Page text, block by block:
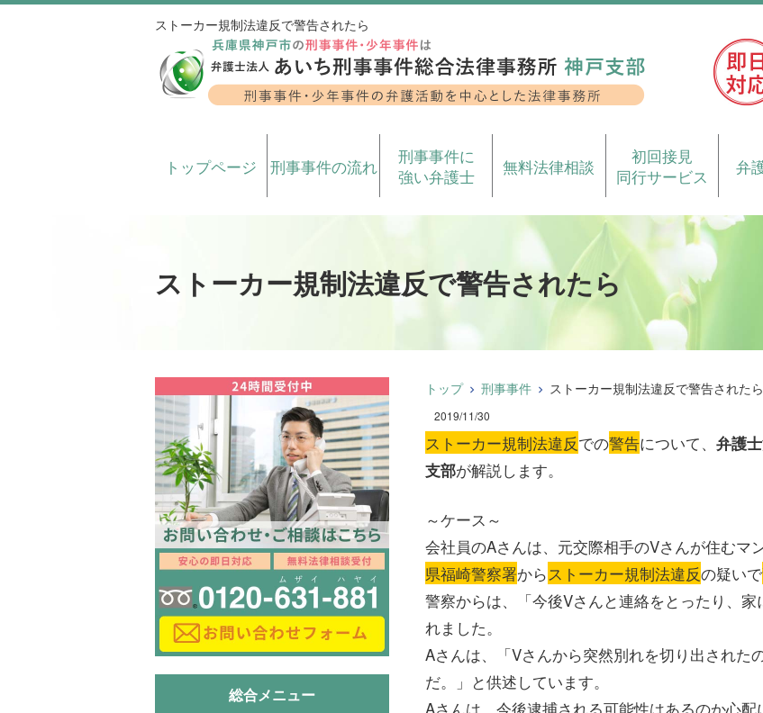
ストーカー規制法違反で警告されたら
トップページ 刑事事件の流れ
刑事事件に
強い弁護士
無料法律相談
初回接見
同行サービス
弁
ストーカー規制法違反で警告されたら
トップ 刑事事件 ストーカー規制法違反で警告されたら
2019/11/30
ストーカー規制法違反での警告について、 弁護
支部が解説します。
～ケース～
会社員のAさんは、元交際相手のVさんが住むマ
県福崎警察署からストーカー規制法違反の疑いで
警察からは、「今後Vさんと連絡をとったり、
れました。
Aさんは、「Vさんから突然別れを切り出された
だ。」と供述しています。
Aさんは、今後逮捕される可能性はあるのか心
総合メニュー